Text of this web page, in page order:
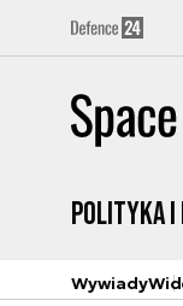
Polityka i
Wywiady